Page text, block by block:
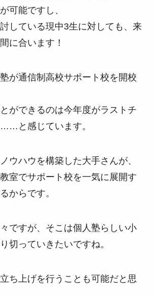
可能ですし、
している現中3生に対しても、来
に合います！
が通信制高校サポート校を開校
ができるのは今年度がラストチ
と感じています。
ウハウを構築した大手さんが、
室でサポート校を一気に展開す
からです。
ですが、そこは個人塾らしい小
切っていきたいですね。
ち上げを行うことも可能だと思